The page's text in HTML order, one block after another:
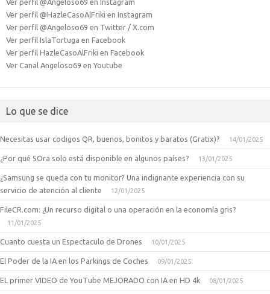
Ver perfil @Angeloso69 en Instagram
Ver perfil @HazleCasoAlFriki en Instagram
Ver perfil @Angeloso69 en Twitter / X.com
Ver perfil IslaTortuga en Facebook
Ver perfil HazleCasoAlFriki en Facebook
Ver Canal Angeloso69 en Youtube
Lo que se dice
Necesitas usar codigos QR, buenos, bonitos y baratos (Gratix)? 14/01/2025
¿Por qué SOra solo está disponible en algunos países? 13/01/2025
¿Samsung se queda con tu monitor? Una indignante experiencia con su
servicio de atención al cliente
12/01/2025
FileCR.com: ¿Un recurso digital o una operación en la economía gris?
11/01/2025
Cuanto cuesta un Espectaculo de Drones 10/01/2025
El Poder de la IA en los Parkings de Coches 09/01/2025
EL primer VIDEO de YouTube MEJORADO con IA en HD 4k 08/01/2025